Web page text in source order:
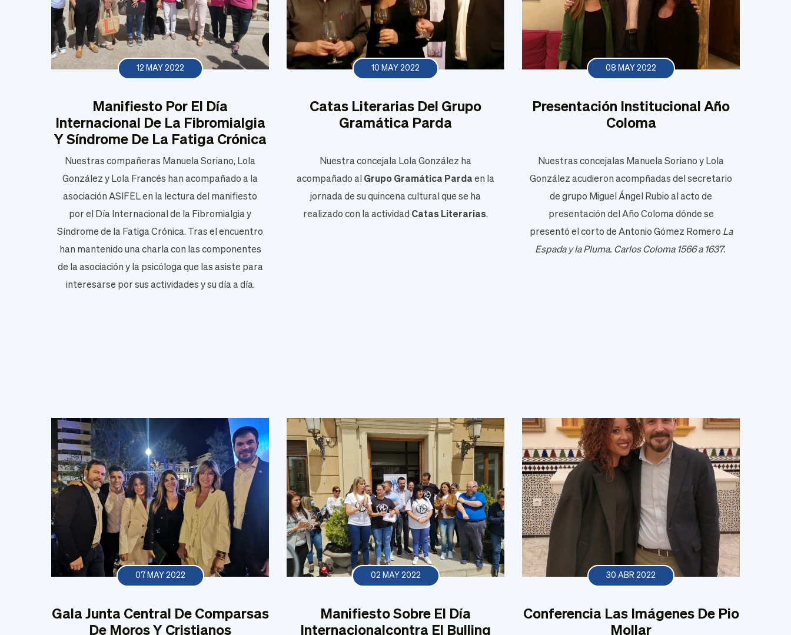
12 MAY 2022
Manifiesto Por El Día
Internacional De La Fibromialgia
Y Síndrome De La Fatiga Crónica
Nuestras compañeras Manuela Soriano, Lola
González y Lola Francés han acompañado a la
asociación ASIFEL en la lectura del manifiesto
por el Día Internacional de la Fibromialgia y
Síndrome de la Fatiga Crónica. Tras el encuentro
han mantenido una charla con las componentes
de la asociación y la psicóloga que las asiste para
interesarse por sus actividades y su día a día.
10 MAY 2022
Catas Literarias Del Grupo
Gramática Parda
Nuestra concejala Lola González ha
acompañado al Grupo Gramática Parda en la
jornada de su quincena cultural que se ha
realizado con la actividad Catas Literarias.
08 MAY 2022
Presentación Institucional Año
Coloma
Nuestras concejalas Manuela Soriano y Lola
González acudieron acompñadas del secretario
de grupo Miguel Ángel Rubio al acto de
presentación del Año Coloma dónde se
presentó el corto de Antonio Gómez Romero La
Espada y la Pluma. Carlos Coloma 1566 a 1637.
07 MAY 2022
Gala Junta Central De Comparsas
De Moros Y Cristianos
02 MAY 2022
Manifiesto Sobre El Día
Internacionalcontra El Bulling
30 ABR 2022
Conferencia Las Imágenes De Pio
Mollar